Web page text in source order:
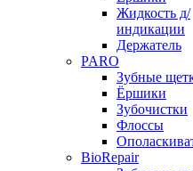
Жидкость д/
индикации
Держатель
PARO
Зубные
Ёршики
Зубочистки
Флоссы
BioRepair